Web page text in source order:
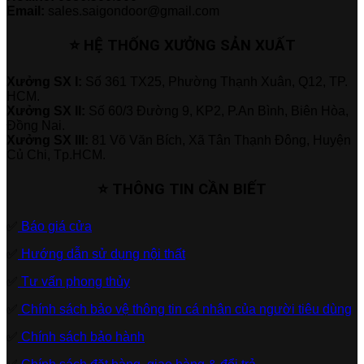
Báo giá cửa
Hướng dẫn sử dụng nội thất
Tư vấn phong thủy
Chính sách bảo vệ thông tin cá nhân của người tiêu dùng
Chính sách bảo hành